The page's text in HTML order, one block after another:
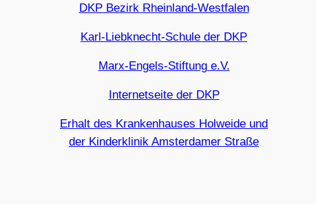
DKP Bezirk Rheinland-Westfalen
Karl-Liebknecht-Schule der DKP
Marx-Engels-Stiftung e.V.
Internetseite der DKP
Erhalt des Krankenhauses Holweide und
der Kinderklinik Amsterdamer Straße